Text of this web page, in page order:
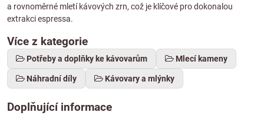
a rovnoměrné mletí kávových zrn, což je klíčové pro dokonalou
extrakci espressa.
Více z kategorie
Potřeby a doplňky ke kávovarům Mlecí kameny
Náhradní díly Kávovary a mlýnky
Doplňující informace